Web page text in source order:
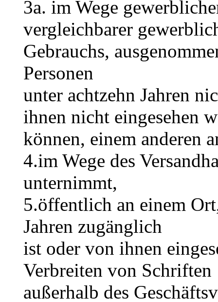
3a. im Wege
vergleichbarer
Gebrauchs,
Personen
unter achtzehn Jahren
ihnen nicht eingesehen
können, einem anderen
4.im Wege des
unternimmt,
5.öffentlich an einem
Jahren zugänglich
ist oder von ihnen
Verbreiten von Schriften
außerhalb des